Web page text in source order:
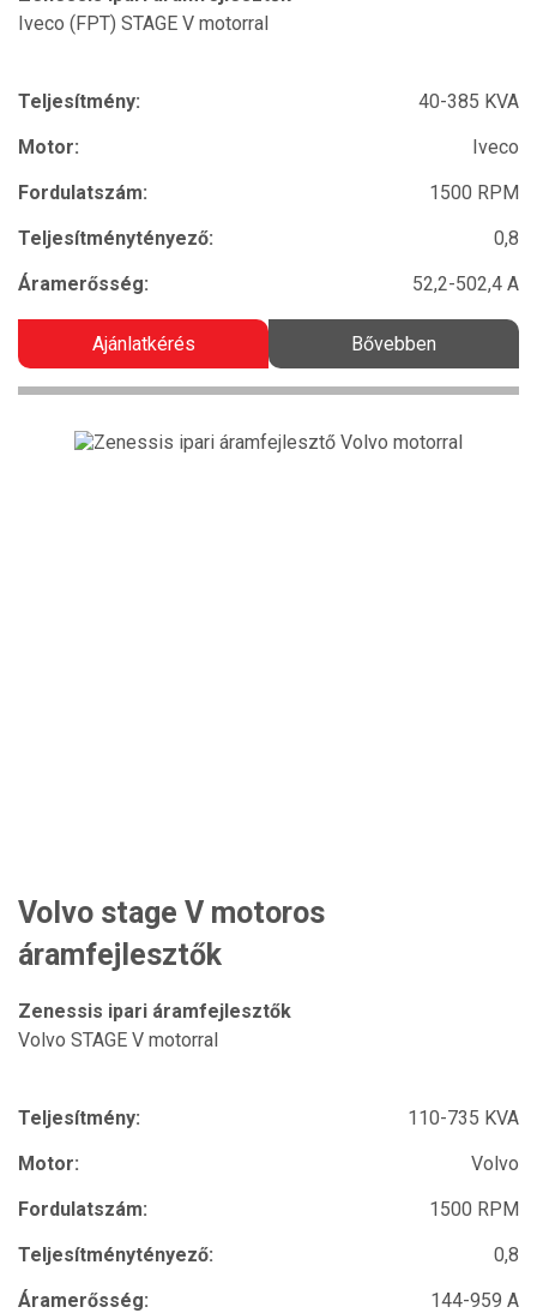
Iveco (FPT) STAGE V motorral
Teljesítmény:
40-385 KVA
Motor:
Iveco
Fordulatszám:
1500 RPM
Teljesítménytényező:
0,8
Áramerősség:
52,2-502,4 A
Ajánlatkérés Bővebben
Volvo stage V motoros
áramfejlesztők
Zenessis ipari áramfejlesztők
Volvo STAGE V motorral
Teljesítmény:
110-735 KVA
Motor:
Volvo
Fordulatszám:
1500 RPM
Teljesítménytényező:
0,8
Áramerősség:
144-959 A